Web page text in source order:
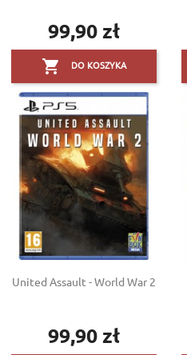
Cena
99,90 zł
 DO KOSZYKA
United Assault - World War 2
Cena
99,90 zł